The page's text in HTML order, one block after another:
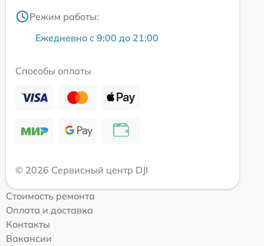
Режим работы:
Ежедневно с 9:00 до 21:00
Способы оплаты
© 2026 Сервисный центр DJI
Стоимость ремонта
Оплата и доставка
Контакты
Вакансии